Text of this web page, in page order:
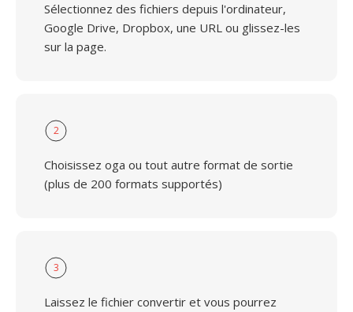
Sélectionnez des fichiers depuis l'ordinateur,
Google Drive, Dropbox, une URL ou glissez-les
sur la page.
2
Choisissez oga ou tout autre format de sortie
(plus de 200 formats supportés)
3
Laissez le fichier convertir et vous pourrez